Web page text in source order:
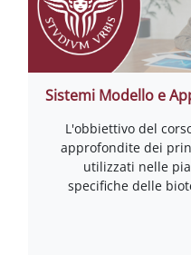
Sistemi Modello e
L'obbiettivo del
approfondite dei
utilizzati nelle
specifiche delle